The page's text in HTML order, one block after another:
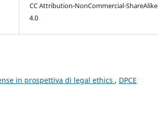
CC Attribution-NonCommercial-ShareAlike
4.0
in prospettiva di legal ethics , DPCE